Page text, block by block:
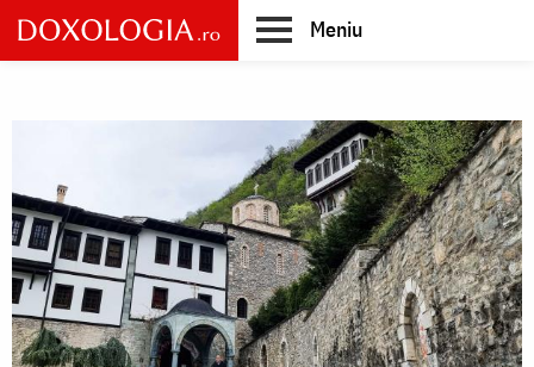
Skip
to
main
Meniu